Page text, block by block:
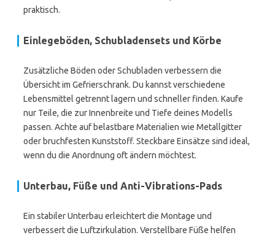
praktisch.
Einlegeböden, Schubladensets und Körbe
Zusätzliche Böden oder Schubladen verbessern die
Übersicht im Gefrierschrank. Du kannst verschiedene
Lebensmittel getrennt lagern und schneller finden. Kaufe
nur Teile, die zur Innenbreite und Tiefe deines Modells
passen. Achte auf belastbare Materialien wie Metallgitter
oder bruchfesten Kunststoff. Steckbare Einsätze sind ideal,
wenn du die Anordnung oft ändern möchtest.
Unterbau, Füße und Anti-Vibrations-Pads
Ein stabiler Unterbau erleichtert die Montage und
verbessert die Luftzirkulation. Verstellbare Füße helfen